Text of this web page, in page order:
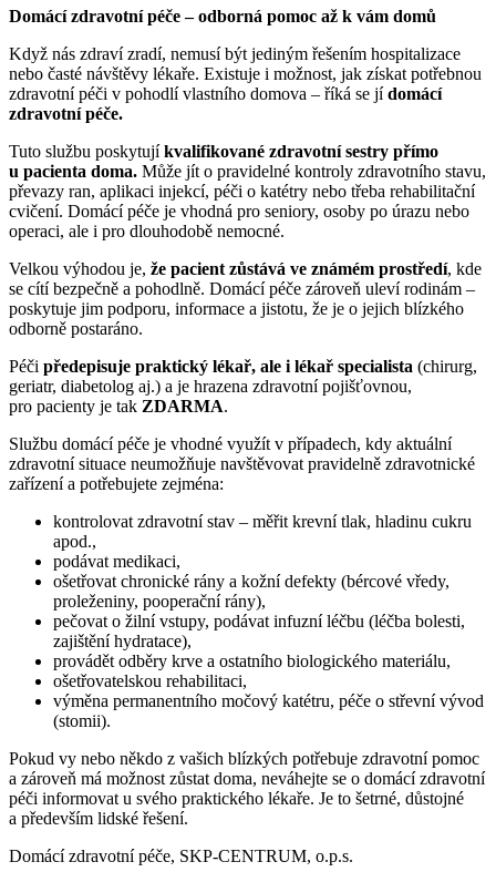
Domácí zdravotní péče – odborná pomoc až k vám domů
Když nás zdraví zradí, nemusí být jediným řešením hospitalizace
nebo časté návštěvy lékaře. Existuje i možnost, jak získat potřebnou
zdravotní péči v pohodlí vlastního domova – říká se jídomácí
zdravotní péče.
Tuto službu poskytujíkvalifikované zdravotní sestry přímo
u pacienta doma. Může jít o pravidelné kontroly zdravotního stavu,
převazy ran, aplikaci injekcí, péči o katétry nebo třeba rehabilitační
cvičení. Domácí péče je vhodná pro seniory, osoby po úrazu nebo
operaci, ale i pro dlouhodobě nemocné.
Velkou výhodou je, že pacient zůstává ve známém prostředí, kde
se cítí bezpečně a pohodlně. Domácí péče zároveň uleví rodinám –
poskytuje jim podporu, informace a jistotu, že je o jejich blízkého
odborně postaráno.
Péči předepisuje praktický lékař, ale i lékař specialista (chirurg,
geriatr, diabetolog aj.) a je hrazena zdravotní pojišťovnou,
pro pacienty je tak ZDARMA.
Službu domácí péče je vhodné využít v případech, kdy aktuální
zdravotní situace neumožňuje navštěvovat pravidelně zdravotnické
zařízení a potřebujete zejména:
kontrolovat zdravotní stav – měřit krevní tlak, hladinu cukru
apod.,
podávat medikaci,
ošetřovat chronické rány a kožní defekty (bércové vředy,
proleženiny, pooperační rány),
pečovat o žilní vstupy, podávat infuzní léčbu (léčba bolesti,
zajištění hydratace),
provádět odběry krve a ostatního biologického materiálu,
ošetřovatelskou rehabilitaci,
výměna permanentního močový katétru, péče o střevní vývod
(stomii).
Pokud vy nebo někdo z vašich blízkých potřebuje zdravotní pomoc
a zároveň má možnost zůstat doma, neváhejte se o domácí zdravotní
péči informovat u svého praktického lékaře. Je to šetrné, důstojné
a především lidské řešení.
Domácí zdravotní péče, SKP-CENTRUM, o.p.s.